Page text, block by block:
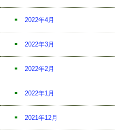
2022年4月
2022年3月
2022年2月
2022年1月
2021年12月